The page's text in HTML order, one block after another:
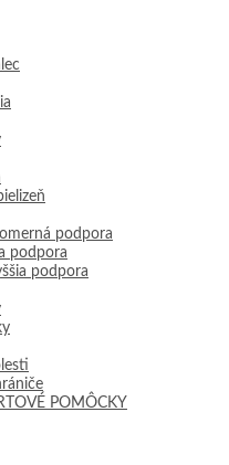
podpora
podpora
podpora
POMÔCKY